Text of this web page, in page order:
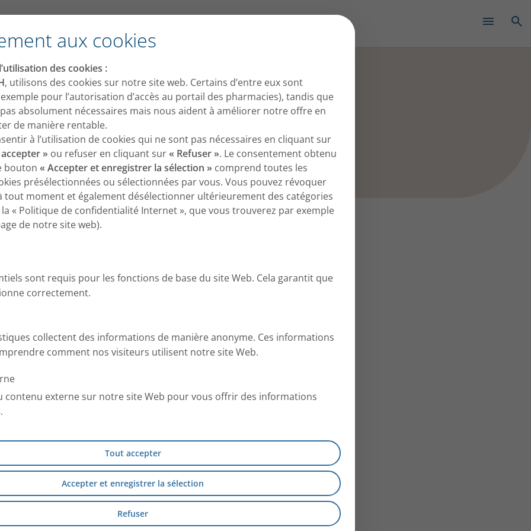
aux cookies
des cookies :
, utilisons des cookies sur notre site web. Certains d’entre eux sont
pour l’autorisation d’accès au portail des pharmacies), tandis que
absolument nécessaires mais nous aident à améliorer notre offre en
de manière rentable.
à l’utilisation de cookies qui ne sont pas nécessaires en cliquant sur
» ou refuser en cliquant sur« Refuser ». Le consentement obtenu
bouton « Accepter et enregistrer la sélection » comprend toutes les
présélectionnées ou sélectionnées par vous. Vous pouvez révoquer
tout moment et également désélectionner ultérieurement des catégories
la « Politique de confidentialité Internet », que vous trouverez par exemple
de notre site web).
sont requis pour les fonctions de base du site Web. Cela garantit que
correctement.
collectent des informations de manière anonyme. Ces informations
comment nos visiteurs utilisent notre site Web.
contenu externe sur notre site Web pour vous offrir des informations
Tout accepter
Accepter et enregistrer la sélection
Refuser
?
qualité de la nébulisation
des maladies respiratoires ne
permettant de les
de la thérapie : c’est la
minute. Ce paramètre
qui sont inhalées
calme et détendu.
est de s’assurer de
facteurs pour atteindre